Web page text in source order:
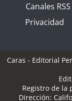
Canales RSS
Privacidad
Caras - Editorial
Registro de la
Dirección: